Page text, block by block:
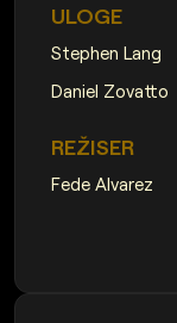
ULOGE
Stephen Lang
Daniel Zovatto
REŽISER
Fede Alvarez